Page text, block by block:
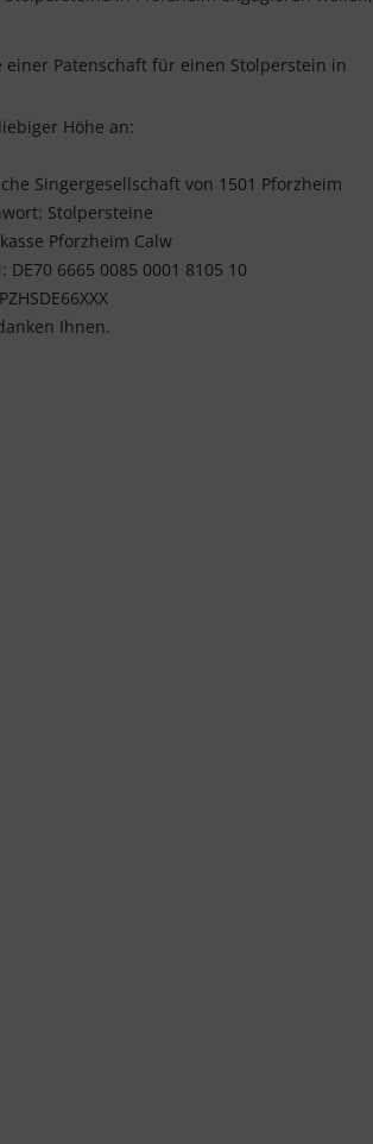
Patenschaft für einen Stolperstein in
Höhe an:
Singergesellschaft von 1501 Pforzheim
Stolpersteine
Pforzheim Calw
DE70 6665 0085 0001 8105 10
Ihnen.